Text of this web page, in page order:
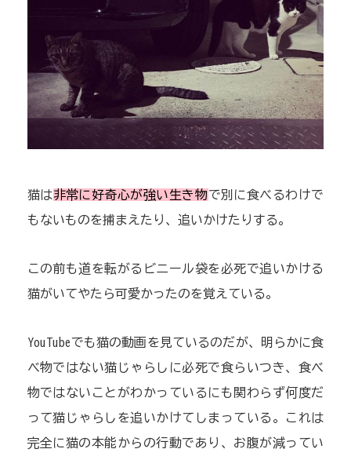
猫は非常に好奇心が強い生き物で別に食べるわけで
もないものを捕まえたり、追いかけたりする。
この前も道を転がるビニール袋を必死で追いかける
猫がいてやたら可愛かったのを覚えている。
YouTubeでも猫の動画を見ているのだが、明らかに食
べ物ではない猫じゃらしに必死で食らいつき、食べ
物ではないことがわかっているにも関わらず何度だ
って猫じゃらしを追いかけてしまっている。これは
完全に猫の本能からの行動であり、お腹が減ってい